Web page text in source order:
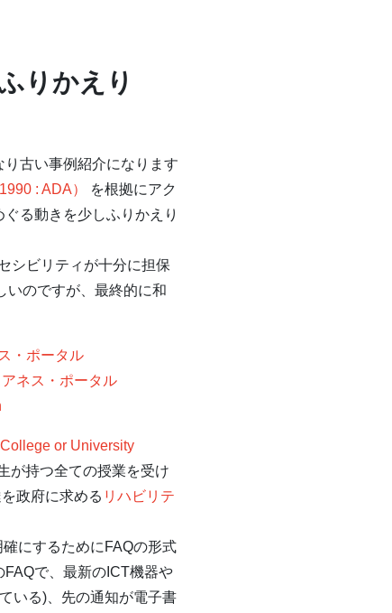
りかえり
古い事例紹介になります
: ADA）
を根拠にアク
る動きを少しふりかえり
シビリティが十分に担保
いのですが、最終的に和
・ポータル
ネス・ポータル
or University
が持つ全ての授業を受け
政府に求める リハビリテ
にするためにFAQの形式
で、最新のICT機器や
いる)、先の通知が電子書